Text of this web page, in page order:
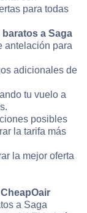
para todas
a Saga
antelación para
adicionales de
tu vuelo a
posibles
la tarifa más
la mejor oferta
a Saga